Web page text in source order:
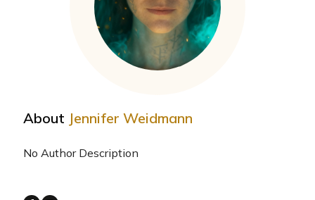
About Jennifer Weidmann
No Author Description